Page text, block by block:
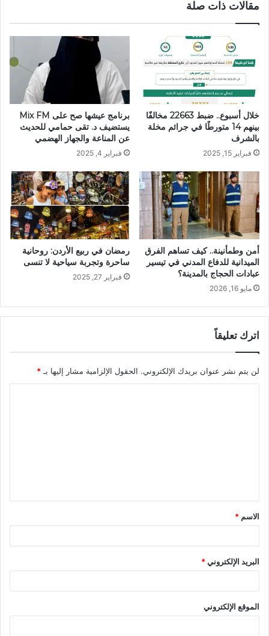
مقالات ذات صلة
خلال أسبوع.. ضبط 22663 مخالفًا
بينهم 14 متورطًا في جرائم مخلة
بالشرف
فبراير 15, 2025
برنامج عيشها صح على Mix FM
يستضيف د. تقى حمامي للحديث
عن المناعة والجهاز الهضمي
فبراير 4, 2025
أمن وطمأنينة.. كيف تساهم الفرق
الميدانية للدفاع المدني في تيسير
عبادات الحجاج بالمدينة؟
مايو 16, 2026
رمضان في ربيع الأردن: روحانية
ساحرة وتجربة سياحية لا تنسى
فبراير 27, 2025
اترك تعليقاً
لن يتم نشر عنوان بريدك الإلكتروني. الحقول الإلزامية مشار إليها بـ *
ق
*
الاسم *
البريد الإلكتروني*
الموقع الإلكتروني